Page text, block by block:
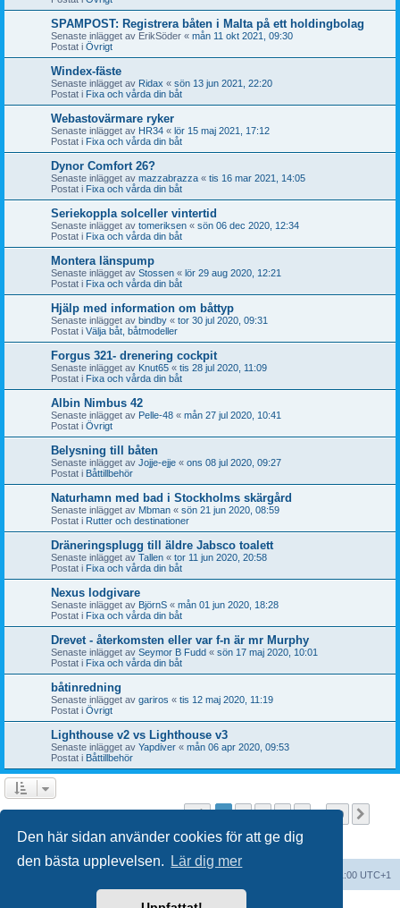
Den här sidan använder cookies för att ge dig
den bästa upplevelsen.
Lär dig mer
SPAMPOST: Registrera båten i Malta på ett holdingbolag
Senaste inlägget av ErikSöder « mån 11 okt 2021, 09:30
Postat i Övrigt
Windex-fäste
Senaste inlägget av Ridax « sön 13 jun 2021, 22:20
Postat i Fixa och vårda din båt
Webastovärmare ryker
Senaste inlägget av HR34 « lör 15 maj 2021, 17:12
Postat i Fixa och vårda din båt
Dynor Comfort 26?
Senaste inlägget av mazzabrazza « tis 16 mar 2021, 14:05
Postat i Fixa och vårda din båt
Seriekoppla solceller vintertid
Senaste inlägget av tomeriksen « sön 06 dec 2020, 12:34
Postat i Fixa och vårda din båt
Montera länspump
Senaste inlägget av Stossen « lör 29 aug 2020, 12:21
Postat i Fixa och vårda din båt
Hjälp med information om båttyp
Senaste inlägget av bindby « tor 30 jul 2020, 09:31
Postat i Välja båt, båtmodeller
Forgus 321- drenering cockpit
Senaste inlägget av Knut65 « tis 28 jul 2020, 11:09
Postat i Fixa och vårda din båt
Albin Nimbus 42
Senaste inlägget av Pelle-48 « mån 27 jul 2020, 10:41
Postat i Övrigt
Belysning till båten
Senaste inlägget av Jojje-ejje « ons 08 jul 2020, 09:27
Postat i Båttillbehör
Naturhamn med bad i Stockholms skärgård
Senaste inlägget av Mbman « sön 21 jun 2020, 08:59
Postat i Rutter och destinationer
Dräneringsplugg till äldre Jabsco toalett
Senaste inlägget av Tallen « tor 11 jun 2020, 20:58
Postat i Fixa och vårda din båt
Nexus lodgivare
Senaste inlägget av BjörnS « mån 01 jun 2020, 18:28
Postat i Fixa och vårda din båt
Drevet - återkomsten eller var f-n är mr Murphy
Senaste inlägget av Seymor B Fudd « sön 17 maj 2020, 10:01
Postat i Fixa och vårda din båt
båtinredning
Senaste inlägget av gariros « tis 12 maj 2020, 11:19
Postat i Övrigt
Lighthouse v2 vs Lighthouse v3
Senaste inlägget av Yapdiver « mån 06 apr 2020, 09:53
Postat i Båttillbehör
Sökningen fann fler än 1000 träffar Sida1av20
1 2 3 4 5 20
Alla tidsangivelser är UTC+01:00 UTC+1